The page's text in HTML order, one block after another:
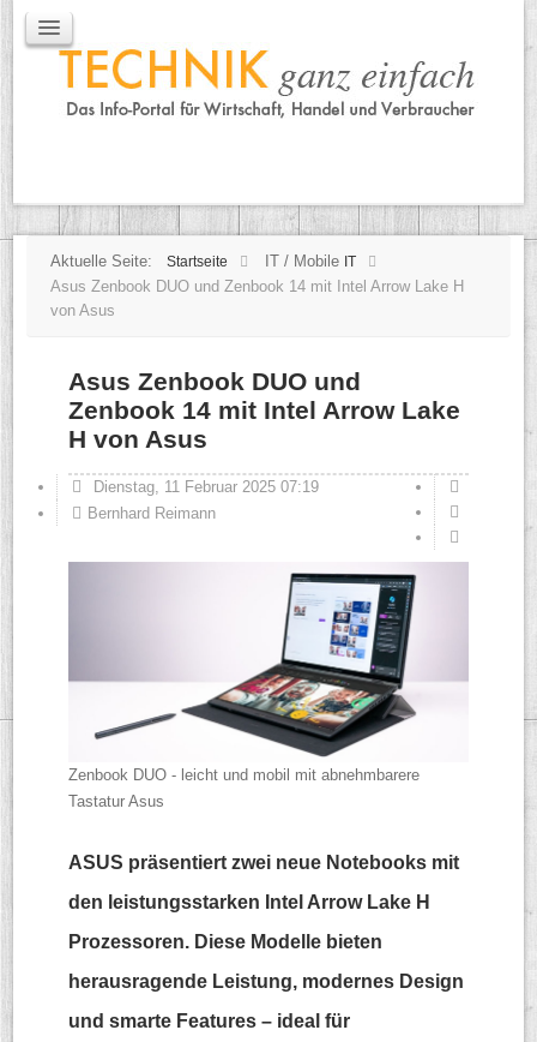
Mobile
IT
TK
Aktuelle Seite: Startseite IT / Mobile IT
Asus Zenbook DUO und Zenbook 14 mit Intel Arrow Lake H
von Asus
Asus Zenbook DUO und
Zenbook 14 mit Intel Arrow Lake
H von Asus
Dienstag, 11 Februar 2025 07:19
Bernhard Reimann
Zenbook DUO - leicht und mobil mit abnehmbarere
Tastatur Asus
ASUS präsentiert zwei neue Notebooks mit
den leistungsstarken Intel Arrow Lake H
Prozessoren. Diese Modelle bieten
herausragende Leistung, modernes Design
und smarte Features – ideal für